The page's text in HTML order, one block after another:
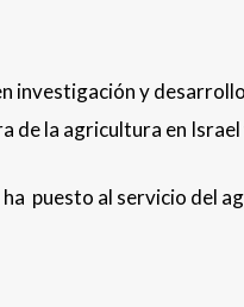
investigación y
de la agricultura en Israel
puesto al servicio del